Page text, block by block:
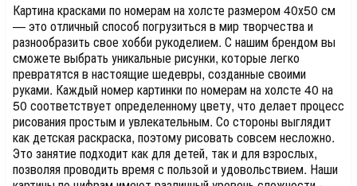
Картина красками по номерам на холсте размером 40х50 см
— это отличный способ погрузиться в мир творчества и
разнообразить свое хобби рукоделием. С нашим брендом вы
сможете выбрать уникальные рисунки, которые легко
превратятся в настоящие шедевры, созданные своими
руками. Каждый номер картинки по номерам на холсте 40 на
50 соответствует определенному цвету, что делает процесс
рисования простым и увлекательным. Со стороны выглядит
как детская раскраска, поэтому рисовать совсем несложно.
Это занятие подходит как для детей, так и для взрослых,
позволяя проводить время с пользой и удовольствием. Наши